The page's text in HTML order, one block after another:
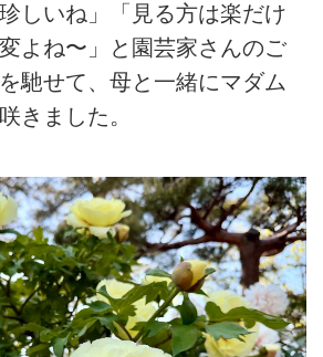
しいね」「見る方は楽だけ
よね〜」と園芸家さんのご
馳せて、母と一緒にマダム
きました。